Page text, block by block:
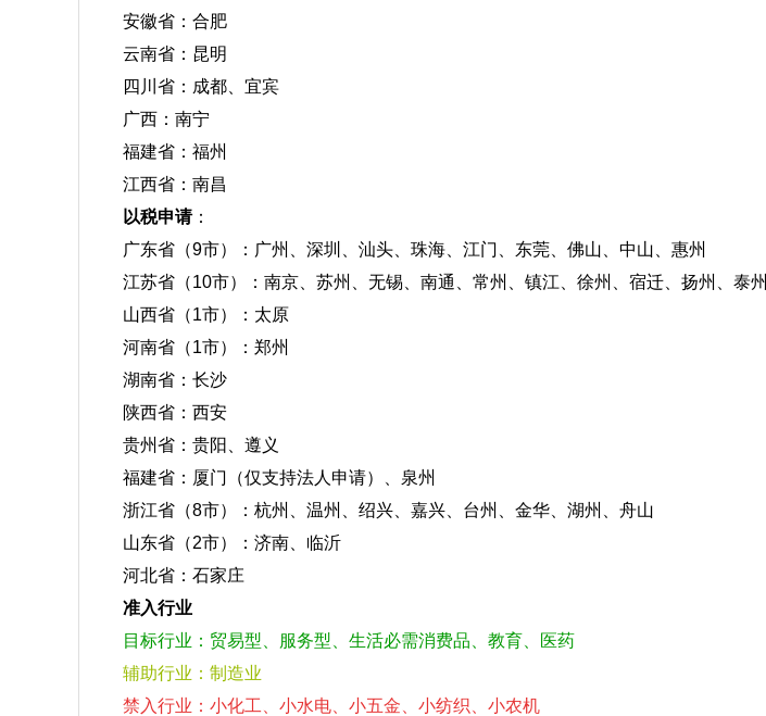
安徽省：合肥
云南省：昆明
四川省：成都、宜宾
广西：南宁
福建省：福州
江西省：南昌
以税申请：
广东省（9市）：广州、深圳、汕头、珠海、江门、东莞、佛山、中山、惠州
江苏省（10市）：南京、苏州、无锡、南通、常州、镇江、徐州、宿迁、扬州、泰州
山西省（1市）：太原
河南省（1市）：郑州
湖南省：长沙
陕西省：西安
贵州省：贵阳、遵义
福建省：厦门（仅支持法人申请）、泉州
浙江省（8市）：杭州、温州、绍兴、嘉兴、台州、金华、湖州、舟山
山东省（2市）：济南、临沂
河北省：石家庄
准入行业
目标行业：贸易型、服务型、生活必需消费品、教育、医药
辅助行业：制造业
禁入行业：小化工、小水电、小五金、小纺织、小农机